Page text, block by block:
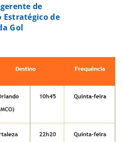
de
de
Gol